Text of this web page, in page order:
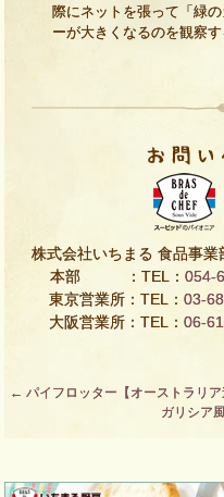
際にネットを張って「緑
ーが大きくなるのを観察す
株式会社いちまる 食品事
本部 ：TEL： 054-
東京営業所：TEL： 03-
大阪営業所：TEL： 06-
Post
← パイフロッター【オーストラリア
ガリシア